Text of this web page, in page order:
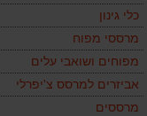
כלי גינון
מרססי מפוח
מפוחים ושואבי עלים
אביזרים למרסס צ'יפרלי
מרססים